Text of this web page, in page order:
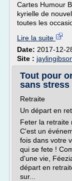
Cartes Humour
kyrielle de
toutes les
Lire la suite
Date: 2017-12-
Site :
Tout pour
sans stress
Retraite
Un départ en
Feter la retraite
C'est un
fois dans votre
qui se fete !
d'une vie,
départ en
sur...